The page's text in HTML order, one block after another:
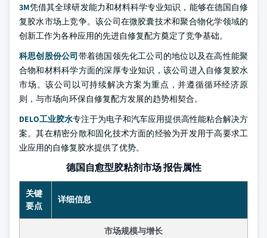
3M凭借其全球研发能力和材料科学专业知识，能够在德国自修
复胶水市场上竞争。该公司在微胶囊技术和聚合物化学领域的
创新工作为各种应用的先进自修复配方奠定了竞争基础。
科思创股份公司带着德国领先化工公司的地位以及在高性能聚
合物和材料科学方面的深厚专业知识，该公司进入自修复胶水
市场。该公司以可持续解决方案为重点，并遵循循环经济原
则，与市场向环保自修复配方发展的趋势相契合。
DELO工业胶水专注于为电子和汽车应用提供高性能粘合解决方
案。其在精密分散和固化技术方面的经验为开发用于高要求工
业应用的自修复胶水提供了优势。
德国自愈型胶粘剂市场 报告属性
关键
要点
详细信息
市场规模与增长